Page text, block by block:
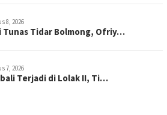
8, 2026
Tunas Tidar Bolmong, Ofriy…
7, 2026
Terjadi di Lolak II, Ti…